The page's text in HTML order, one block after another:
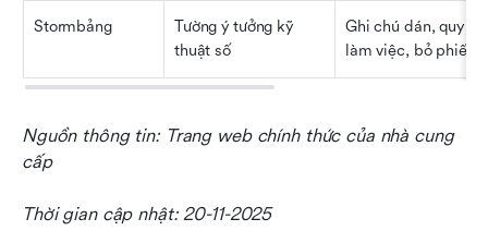
Stormbảng
Tường ý tưởng kỹ
thuật số
Ghi chú dán, quy
làm việc, bỏ phiếu
Nguồn thông tin: Trang web chính thức của nhà cung
cấp
Thời gian cập nhật: 20-11-2025